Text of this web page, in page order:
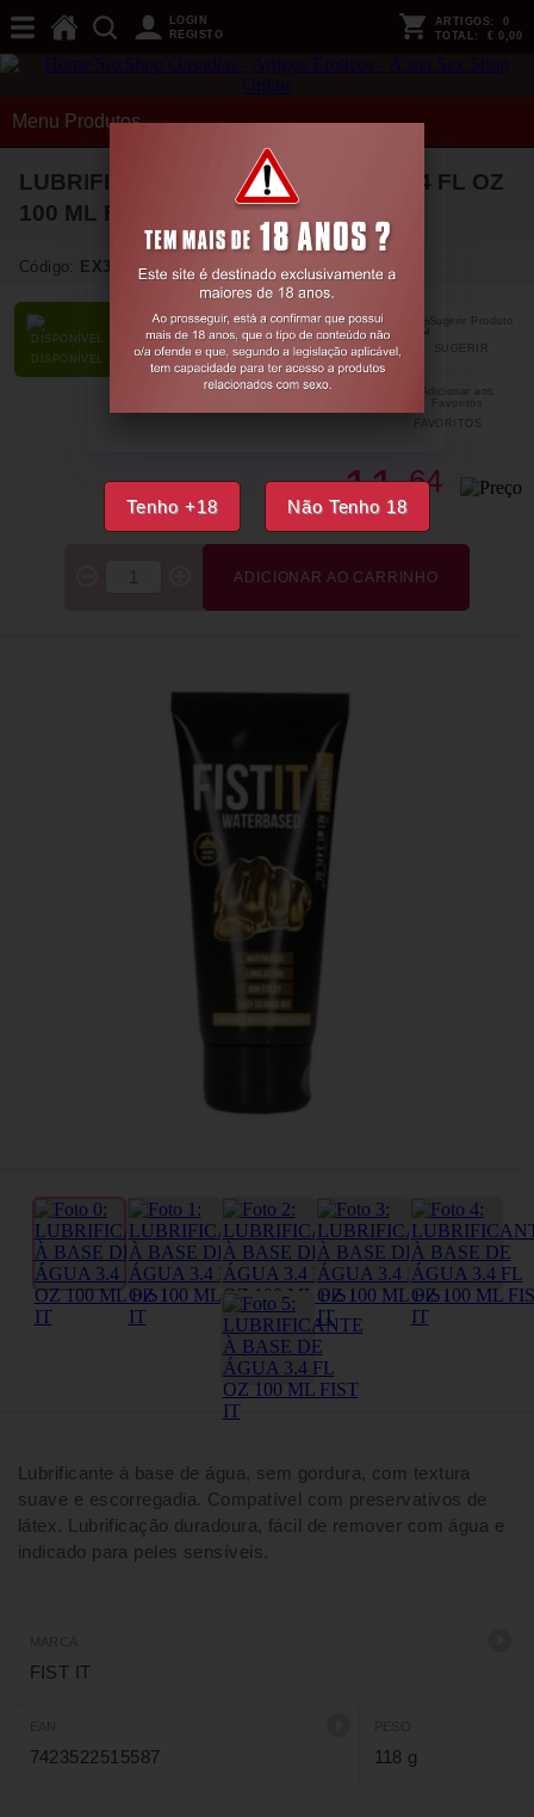
Tenho +18 Não Tenho 18
LOGIN
REGISTO
ARTIGOS: 0
TOTAL: € 0,00
Menu Produtos
LUBRIFICANTE À BASE DE ÁGUA 3.4 FL OZ
100 ML FIST IT
Código: EX37533
DISPONÍVEL
SUGERIR
PARTILHAR
FAVORITOS
€11,64
ADICIONAR AO CARRINHO
Lubrificante à base de água, sem gordura, com textura
suave e escorregadia. Compatível com preservativos de
látex. Lubrificação duradoura, fácil de remover com água e
indicado para peles sensíveis.
FIST IT
7423522515587 118 g